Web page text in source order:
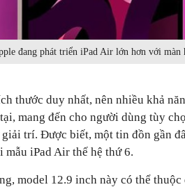
đang phát triển iPad Air lớn hơn với màn
thước duy nhất, nên nhiều khả
mang đến cho người dùng tùy
trí. Được biết, một tin đồn gần
mẫu ‌iPad Air‌ thế hệ thứ 6.
model 12.9 inch này có thể